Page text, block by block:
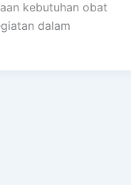
kebutuhan obat
dalam